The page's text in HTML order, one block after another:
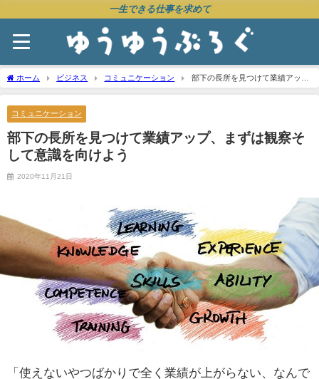
一生できる仕事を求めて
ホーム ビジネス コミュニケーション
部下の長所を見つけて業績アッ
プ、まずは観察そして意識を向けよう
コミュニケーション
部下の長所を見つけて業績アップ、まずは観察そ
して意識を向けよう
2020年11月21日
「使えないやつばかりで全く業績が上がらない、なんで